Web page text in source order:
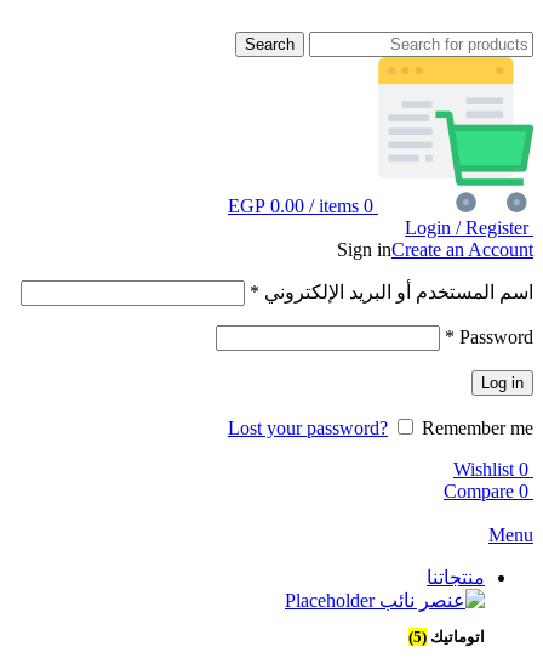
Search
0
items
/
EGP 0.00
Login / Register
Sign inCreate an Account
اسم المستخدم أو البريد الإلكتروني *
Password
*
Log in
Lost your password?
Remember me
0
Wishlist
0
Compare
Menu
منتجاتنا
اتوماتيك (5)